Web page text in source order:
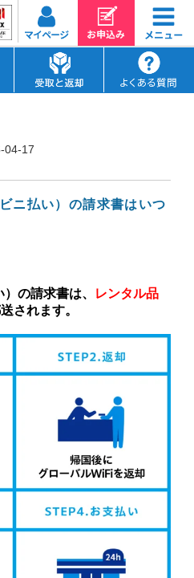
04-17
ニ払い）の請求書はいつ
の請求書は、
レンタル品
されます。